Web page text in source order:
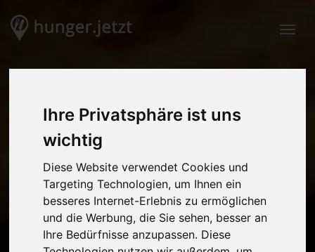
Ihre Privatsphäre ist uns
wichtig
Diese Website verwendet Cookies und
Targeting Technologien, um Ihnen ein
besseres Internet-Erlebnis zu ermöglichen
und die Werbung, die Sie sehen, besser an
Ihre Bedürfnisse anzupassen. Diese